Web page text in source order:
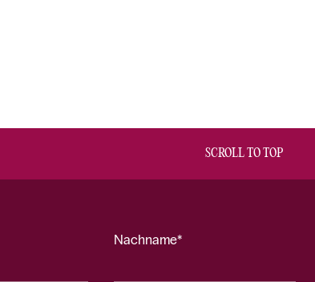
SCROLL TO TOP
Nachname*